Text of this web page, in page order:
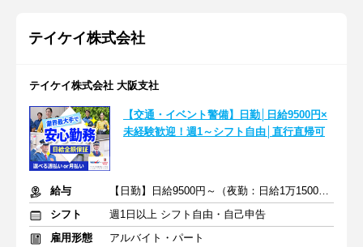
テイケイ株式会社
テイケイ株式会社 大阪支社
【交通・イベント警備】日勤│日給9500円×
未経験歓迎！週1～シフト自由│直行直帰可
給与
【日勤】日給9500円～（夜勤：日給1万1500円～）
シフト
週1日以上 シフト自由・自己申告
雇用形態
アルバイト・パート